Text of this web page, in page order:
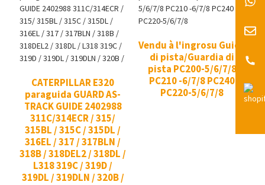
CATERPILLAR E320
paraguida GUARD AS-
TRACK GUIDE 2402988
311C/314ECR / 315/
315BL / 315C / 315DL /
316EL / 317 / 317BLN /
318B / 318DEL2 / 318DL /
L318 319C / 319D /
319DL / 319DLN / 320B /
Vendu à l'ingrosu Guida
di pista/Guardia di
pista PC200-5/6/7/8
PC210 -6/7/8 PC240
PC220-5/6/7/8